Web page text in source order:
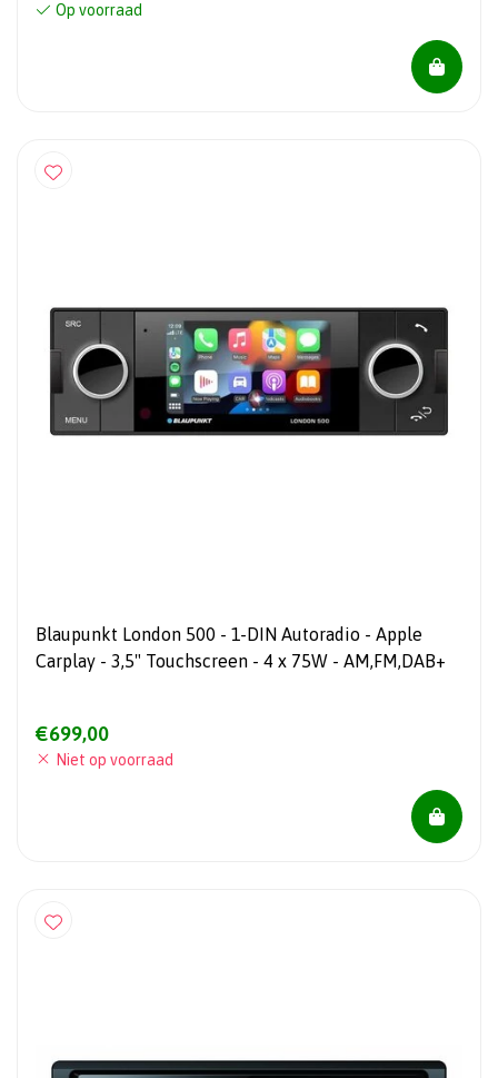
Op voorraad
Blaupunkt London 500 - 1-DIN Autoradio - Apple
Carplay - 3,5" Touchscreen - 4 x 75W - AM,FM,DAB+
€699,00
Niet op voorraad